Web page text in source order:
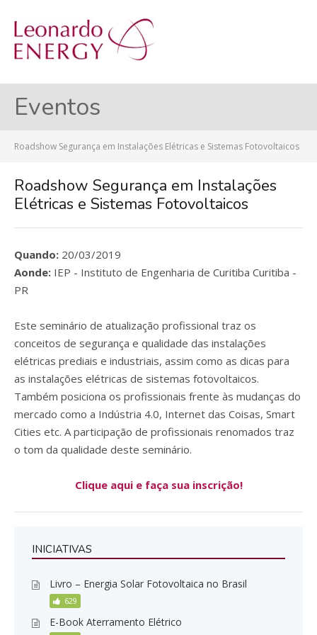
Eventos
Roadshow Segurança em Instalações Elétricas e Sistemas Fotovoltaicos
Roadshow Segurança em Instalações
Elétricas e Sistemas Fotovoltaicos
Quando: 20/03/2019
Aonde: IEP - Instituto de Engenharia de Curitiba Curitiba -
PR
Este seminário de atualização profissional traz os
conceitos de segurança e qualidade das instalações
elétricas prediais e industriais, assim como as dicas para
as instalações elétricas de sistemas fotovoltaicos.
Também posiciona os profissionais frente às mudanças do
mercado como a Indústria 4.0, Internet das Coisas, Smart
Cities etc. A participação de profissionais renomados traz
o tom da qualidade deste seminário.
Clique aqui e faça sua inscrição!
INICIATIVAS
Livro – Energia Solar Fotovoltaica no Brasil
629
E-Book Aterramento Elétrico